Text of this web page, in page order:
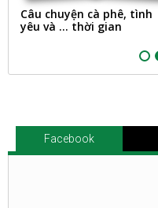
Câu chuyện cà phê, tình
yêu và ... thời gian
Facebook